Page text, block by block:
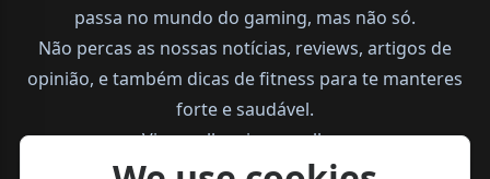
passa no mundo do gaming, mas não só.
Não percas as nossas notícias, reviews, artigos de
opinião, e também dicas de fitness para te manteres
forte e saudável.
Vive melhor, joga melhor.